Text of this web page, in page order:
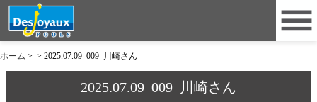
ホーム > > 2025.07.09_009_川崎さん
2025.07.09_009_川崎さん